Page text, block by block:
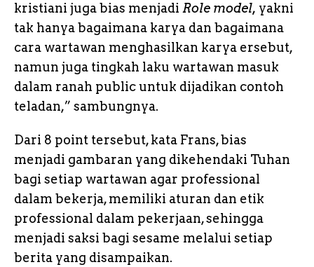
kristiani juga bias menjadi Role model, yakni
tak hanya bagaimana karya dan bagaimana
cara wartawan menghasilkan karya ersebut,
namun juga tingkah laku wartawan masuk
dalam ranah public untuk dijadikan contoh
teladan,” sambungnya.
Dari 8 point tersebut, kata Frans, bias
menjadi gambaran yang dikehendaki Tuhan
bagi setiap wartawan agar professional
dalam bekerja, memiliki aturan dan etik
professional dalam pekerjaan, sehingga
menjadi saksi bagi sesame melalui setiap
berita yang disampaikan.